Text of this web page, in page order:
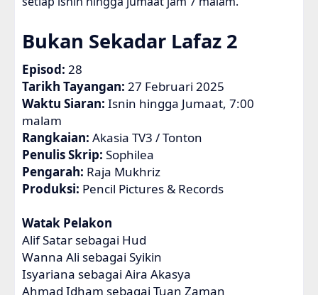
Bukan Sekadar Lafaz 2
Episod: 28
Tarikh Tayangan: 27 Februari 2025
Waktu Siaran: Isnin hingga Jumaat, 7:00
malam
Rangkaian: Akasia TV3 / Tonton
Penulis Skrip: Sophilea
Pengarah: Raja Mukhriz
Produksi: Pencil Pictures & Records
Watak Pelakon
Alif Satar sebagai Hud
Wanna Ali sebagai Syikin
Isyariana sebagai Aira Akasya
Ahmad Idham sebagai Tuan Zaman